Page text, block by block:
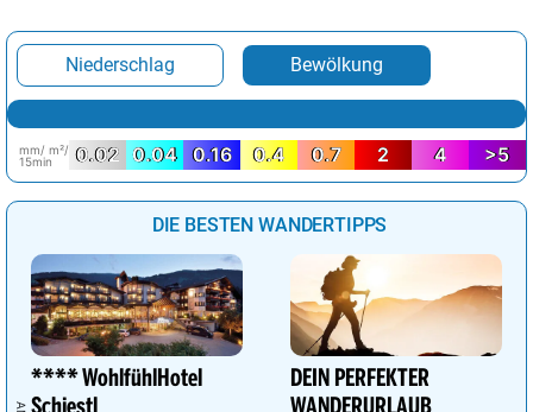
Niederschlag Bewölkung
mm/ m²/
15min
0.02 0.04 0.16 0.4 0.7 2 4 >5
DIE BESTEN WANDERTIPPS
**** WohlfühlHotel DEIN PERFEKTER